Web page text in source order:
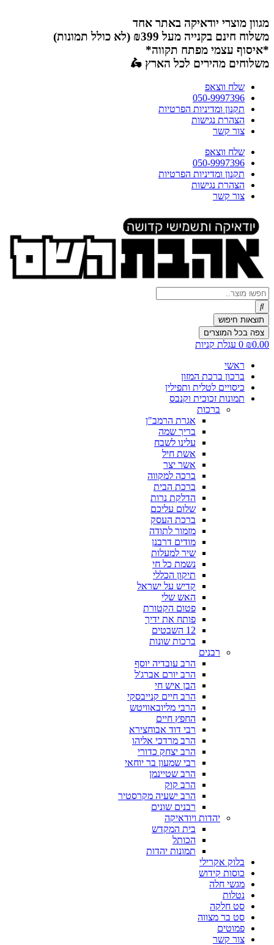
לתוכן
מגוון מוצרי יודאיקה באתר אחד
משלוח חינם בקנייה מעל ₪399 (לא כולל תמונות)
*איסוף עצמי מפתח תקווה*
משלוחים מהירים לכל הארץ 🛵
שלח ווצאפ
050-9997396
תקנון ומדיניות הפרטיות
הצהרת נגישות
צור קשר
שלח ווצאפ
050-9997396
תקנון ומדיניות הפרטיות
הצהרת נגישות
צור קשר
Search
...
תוצאות חיפוש
צפה בכל המוצרים
₪0.00
0 עגלת קניות
ראשי
ברכון ברכת המזון
כיסויים לטלית ותפילין
תמונות זכוכית וקנבס
ברכות
אגרת הרמב"ן
בריך שמה
עלינו לשבח
אשת חיל
אשר יצר
ברכה למקווה
ברכת הבית
הדלקת נרות
שלום עליכם
ברכת העסק
מזמור לתודה
מודים דרבנן
שיר למעלות
נשמת כל חי
תיקון הכללי
קדיש על ישראל
האש שלי
פטום הקטורת
פותח את ידיך
12 השבטים
ברכות שונות
רבנים
הרב עובדיה יוסף
הרב יורם אברג'ל
הבן איש חי
הרב חיים קנייבסקי
הרבי מליובאוויטש
החפץ חיים
רבי דוד אבוחצירא
הרב מרדכי אליהו
הרב יצחק כדורי
רבי שמעון בר יוחאי
הרב שטיינמן
הרב קוק
הרב ישעיה מקרסטיר
רבנים שונים
יהדות ויודאיקה
בית המקדש
הכותל
תמונות יהדות
בלוק אקרילי
כוסות קידוש
מגשי חלה
נטלות
סט חלקה
סט בר מצווה
פמוטים
צור קשר